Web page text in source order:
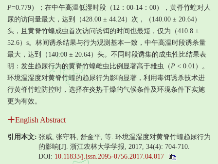
P=0.779）；在中午高温低湿时段（12：00-14：00），黄脊竹蝗对人
尿的访问量最大，达到（428.00 ± 44.24）次，（140.00 ± 20.64）
头，且黄脊竹蝗成虫首次访问诱饵的时间也最短，仅为（410.8 ±
52.6）s。林间诱杀结果与行为观测基本一致，中午高温时段诱杀量
最大，达到（140.00 ± 20.64）头。不同时段诱集的成虫性比结果表
明：发生趋尿行为的黄脊竹蝗雌虫比例显著高于雄虫（ P < 0.01）。
环境温湿度对黄脊竹蝗的趋尿行为影响显著，利用毒饵诱杀技术进
行黄脊竹蝗防控时，选择在炎热干燥的气候条件及环境条件下实施
更为有效。
English Abstract
引用本文: 张威, 张守科, 舒金平, 等. 环境温湿度对黄脊竹蝗趋尿行为
的影响[J]. 浙江农林大学学报, 2017, 34(4): 704-710.
DOI: 10.11833/j.issn.2095-0756.2017.04.017